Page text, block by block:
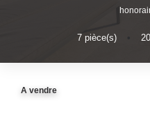
Nos
NOS
7pièce(s)
A vendre